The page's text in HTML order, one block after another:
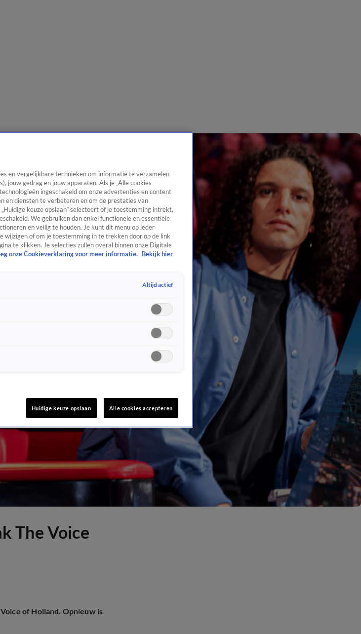
The Voice
of Holland. Opnieuw is
en vergelijkbare technieken om informatie te verzamelen
jouw gedrag en jouw apparaten. Als je „Alle cookies
ingeschakeld om onze advertenties en content
en diensten te verbeteren en om de prestaties van
keuze opslaan” selecteert of je toestemming intrekt,
We gebruiken dan enkel functionele en essentiële
en veilig te houden. Je kunt dit menu op ieder
wijzigen of om je toestemming in te trekken door op de link
te klikken. Je selecties zullen overal binnen onze Digitale
onze Cookieverklaring voor meer informatie. Bekijk hier
Altijd actief
Huidige keuze opslaan Alle cookies accepteren